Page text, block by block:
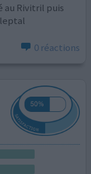
au Rivitril puis
0 réactions